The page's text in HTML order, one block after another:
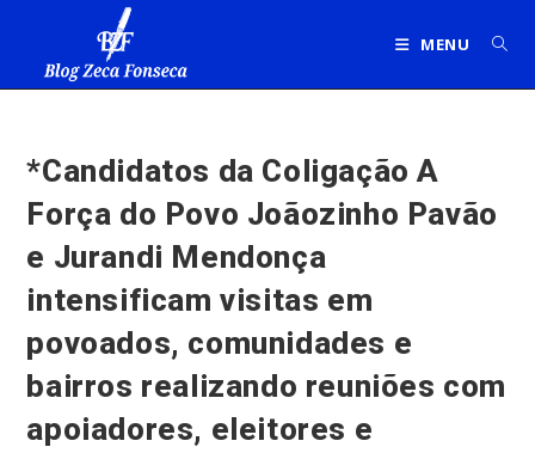
MENU
*Candidatos da Coligação A
Força do Povo Joãozinho Pavão
e Jurandi Mendonça
intensificam visitas em
povoados, comunidades e
bairros realizando reuniões com
apoiadores, eleitores e